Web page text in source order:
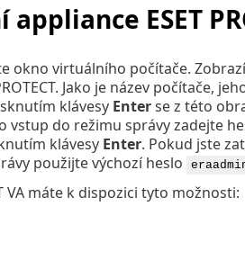
ESET
okno virtuálního počítače.
Jako je název počítače,
klávesy Enterse z této
vstup do režimu správy zadejte
klávesy Enter. Pokud jste
použijte výchozí heslo
VA máte k dispozici tyto možnosti: